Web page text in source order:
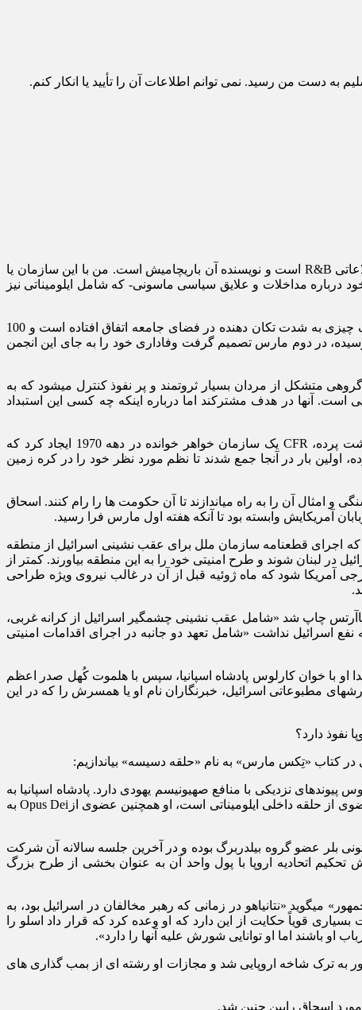
به دست من رسید. نمی ‏توانم اطلاعات آن را تأیید یا انکار کنم.
نمی ‏توانم اطلاعات آن را تأیید یا انکار کنم. فقط آنچه را به من عرضه شده در اختيار خوانندگان مي گذارم. منبع این گزارش سرویس اطلاعاتی R&B است و نویسنده آن باری‏چامیش است. من با این سازمان یا
درباره مداخلات و علایق سیاسی ماسونی- كه شامل ایلومیناتی نيز
«بِت شِمِش، اسرائیل، 11 مارس، 1998، ریشه و شاخه: این هفته چه هفتة عجیبی برای تحولات نظم جدید جهانی در اسرائیل بود! بدون شک چیزی به شدت تکان ‏دهنده در فضای جامعه اتفاق افتاده است و 100
در دوم مارس تصمیم گرفت وفاداری خود را به جای این انجمن
متشکل از مردان بسیار ثروتمند و پر نفوذ کنترل می‏شود که به
و دیگری اروپایی است. آنها در هدف مشترکند اما درباره اینکه چه کسی این استبداد
مقر نظریه نظم نوین جهانی در آمریکا شورای روابط خارجی (CFR) در منهتن نیویورک است. برای رسیدن به اجماع با بقیه گروه‏های پشت پرده، CFR یک سازمان خواهر خوانده در دهه 1970 ایجاد کرد که
بار در آنجا جمع شدند تا نظم مورد نظر خود را در کره زمین
امثال آن را به راه می‏اندازند تا آن حکومت ‏ها را رام کنند. اسحاق
آمریکایش وابسته بود تا آنکه هفته اول مارس فرا رسید.
اولین نخست‏ وزیری بود که اجرای قطعنامه سازمان ملل برای عقب نشینی اسرائیل از منطقه
در لبنان شوند و طرح امنیتی خود را به این منطقه بیاورند. کمتر از
آمریکا شود که ماه ژوئیه قبل از آن در غالب نیروی ویژه طراحی
چاپ شد «شامل عقب‏ نشینی چشمگیر اسرائیل از کرانه غربی،
اسرائیل نداشت «شامل تعهد دو جانبه در اجرای اقدامات امنیتی
او با خوان کارلوس پادشاه اسپانیا، سپس با هلموت کُهل صدر اعظم
مطبوعاتی اسرائیل، خبرنگاران نام او یا همسرش را که در این
نفوذ دارد؟
در کتاب «تِکس مارس» به نام «حلقه دسیسه» بیاندازیم:
نزدیکی با منافع صهیونیسم یهودی دارد. پادشاه اسپانیا به
همراه رئیس جمهور وقت اسرائیل حییم هرتزوك به دیدار کنیسه یهودیان مادرید رفت تا این پیوند‏ها را محکم کند… خوان کارلوس نه تنها عضوی از حلقه داخلی ایلومیناتی است، او همچنین عضوی ازOpus Dei به
بلر عضو گروه بیلدربرگ بوده و در آخرین جلسه سالانه آن شرکت
اتحادیه‏ اروپا با پول واحد آن به عنوان بخشی از طرح بزرگ
می‏گوید «نتان‏یاهو در زمانی که رهبر مخالفان در اسرائیل بود، به
قویاً حکایت از این دارد که او وعده کرد که قرار داد اسلو را
او باشند اما او توانایی شورش علیه آنها را دارد».
وقت) توسط شاخه آنگِلوساکسون مجبور به ترک شاخه اروپایی شد و مجازات او رشته‏ ای از بمب‏ گذاری‏ های
اسحاق رابین چنین شد.